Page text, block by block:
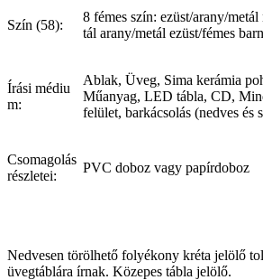
Szín (58):
8 fémes szín: ezüst/arany/
tál arany/metál ezüst/fémes
Írási médiu
m:
Ablak, Üveg, Sima kerámia
Műanyag, LED tábla, CD,
felület, barkácsolás (nedves és
Csomagolás
részletei:
PVC doboz vagy papírdoboz
Nedvesen törölhető folyékony kréta jelölő
üvegtáblára írnak. Közepes tábla jelölő.